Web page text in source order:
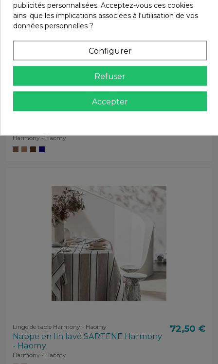
Linge de table Harmony - Haomy
Harmony - Haomy
45,00 €
Linge de table Harmony - Haomy
Nappe en lin lavé SARTENE Harmony
- Haomy
Harmony - Haomy
72,50 €
publicités personnalisées. Acceptez-vous ces cookies
ainsi que les implications associées à l'utilisation de vos
données personnelles ?
Configurer
Refuser
Accepter